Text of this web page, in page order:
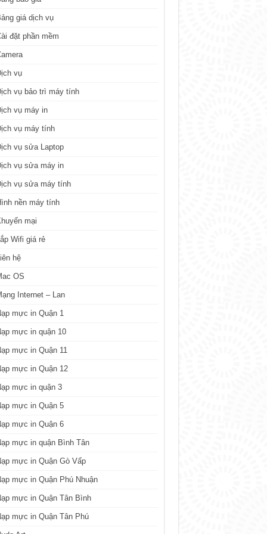
giá dịch vụ
đặt phần mềm
vụ
vụ bảo trì máy tính
vụ máy in
vụ máy tính
vụ sửa Laptop
vụ sửa máy in
vụ sửa máy tính
nền máy tính
mại
Wifi giá rẻ
hệ
OS
Internet – Lan
mực in Quận 1
mực in quận 10
mực in Quận 11
mực in Quận 12
mực in quận 3
mực in Quận 5
mực in Quận 6
mực in quận Bình Tân
mực in Quận Gò Vấp
mực in Quận Phú Nhuận
mực in Quận Tân Bình
mực in Quận Tân Phú